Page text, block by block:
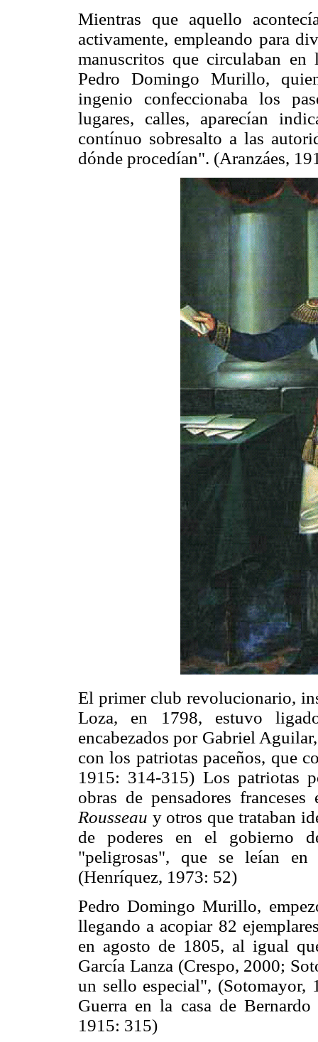
Mientras que aquello
activamente, empleando para
manuscritos que circulaban
Pedro Domingo Murillo,
ingenio confeccionaba los
lugares, calles, aparecían
contínuo sobresalto a las
dónde procedían". (Aranzáes,
El primer club revolucionario,
Loza, en 1798, estuvo
encabezados por Gabriel
con los patriotas paceños, que
1915: 314-315) Los patriotas
obras de pensadores
Rousseau y otros que trataban
de poderes en el gobierno
"peligrosas", que se leían en
(Henríquez, 1973: 52)
Pedro Domingo Murillo,
llegando a acopiar 82
en agosto de 1805, al igual
García Lanza (Crespo, 2000;
un sello especial", (Sotomayor,
Guerra en la casa de
1915: 315)